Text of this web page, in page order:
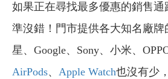
如果正在尋找最多優惠的銷售
準沒錯！門市提供各大知名廠牌
星、Google、Sony、小米、
AirPods、 Apple Watch也沒有少